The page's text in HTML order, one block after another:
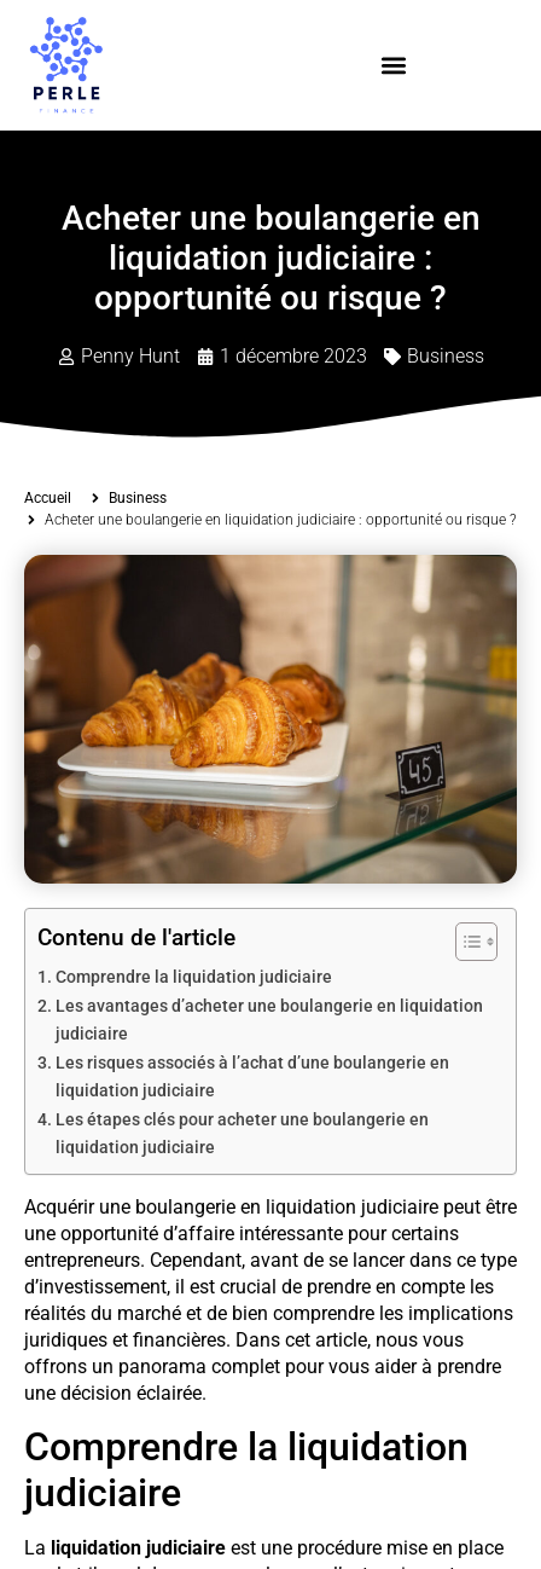
Acheter une boulangerie en
liquidation judiciaire :
opportunité ou risque ?
Penny Hunt 1 décembre 2023 Business
Accueil
Business
Acheter une boulangerie en liquidation judiciaire : opportunité ou risque ?
Contenu de l'article
Comprendre la liquidation judiciaire
Les avantages d’acheter une boulangerie en liquidation
judiciaire
Les risques associés à l’achat d’une boulangerie en
liquidation judiciaire
Les étapes clés pour acheter une boulangerie en
liquidation judiciaire
Acquérir une boulangerie en liquidation judiciaire peut être
une opportunité d’affaire intéressante pour certains
entrepreneurs. Cependant, avant de se lancer dans ce type
d’investissement, il est crucial de prendre en compte les
réalités du marché et de bien comprendre les implications
juridiques et financières. Dans cet article, nous vous
offrons un panorama complet pour vous aider à prendre
une décision éclairée.
Comprendre la liquidation
judiciaire
La liquidation judiciaire est une procédure mise en place